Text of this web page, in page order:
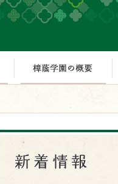
樟蔭学園の歴史